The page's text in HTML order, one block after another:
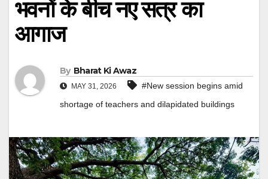
भवनों के बीच नए सत्र का
आगाज
By Bharat Ki Awaz
MAY 31, 2026
#New session begins amid
shortage of teachers and dilapidated buildings